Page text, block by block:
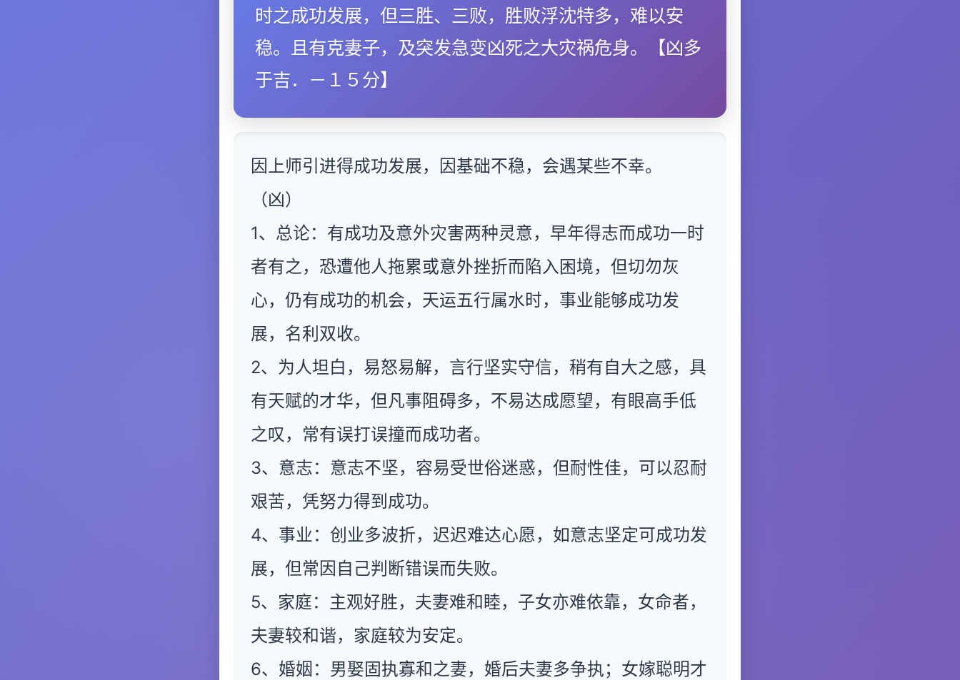
时之成功发展，但三胜、三败，胜败浮沈特多，难以安
稳。且有克妻子，及突发急变凶死之大灾祸危身。【凶多
于吉．－１５分】
因上师引进得成功发展，因基础不稳，会遇某些不幸。
（凶）
1、总论：有成功及意外灾害两种灵意，早年得志而成功一时
者有之，恐遭他人拖累或意外挫折而陷入困境，但切勿灰
心，仍有成功的机会，天运五行属水时，事业能够成功发
展，名利双收。
2、为人坦白，易怒易解，言行坚实守信，稍有自大之感，具
有天赋的才华，但凡事阻碍多，不易达成愿望，有眼高手低
之叹，常有误打误撞而成功者。
3、意志：意志不坚，容易受世俗迷惑，但耐性佳，可以忍耐
艰苦，凭努力得到成功。
4、事业：创业多波折，迟迟难达心愿，如意志坚定可成功发
展，但常因自己判断错误而失败。
5、家庭：主观好胜，夫妻难和睦，子女亦难依靠，女命者，
夫妻较和谐，家庭较为安定。
6、婚姻：男娶固执寡和之妻，婚后夫妻多争执；女嫁聪明才